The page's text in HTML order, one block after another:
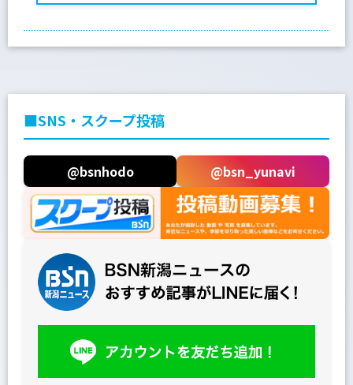
■SNS・スクープ投稿
@bsnhodo @bsn_yunavi